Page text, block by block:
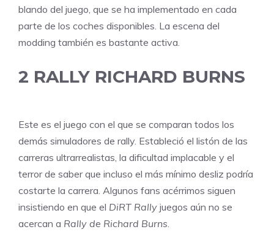
blando del juego, que se ha implementado en cada
parte de los coches disponibles. La escena del
modding también es bastante activa.
2 RALLY RICHARD BURNS
Este es el juego con el que se comparan todos los
demás simuladores de rally. Estableció el listón de las
carreras ultrarrealistas, la dificultad implacable y el
terror de saber que incluso el más mínimo desliz podría
costarte la carrera. Algunos fans acérrimos siguen
insistiendo en que el DiRT Rally juegos aún no se
acercan a Rally de Richard Burns.